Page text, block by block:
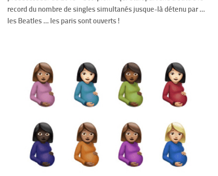
record du nombre de singles simultanés jusque-là détenu par …
les Beatles … les paris sont ouverts !